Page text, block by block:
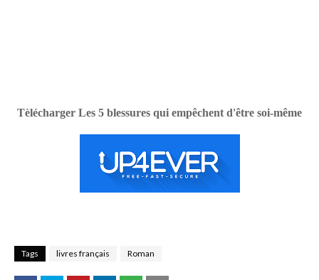
Tèlécharger Les 5 blessures qui empêchent d'être soi-même
Tags livres français Roman